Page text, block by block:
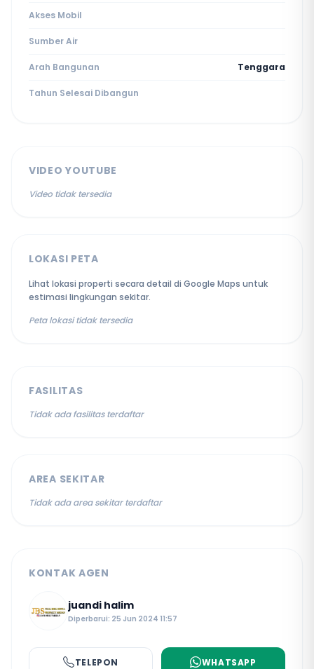
Akses Mobil
Sumber Air
Arah Bangunan Tenggara
Tahun Selesai Dibangun
VIDEO YOUTUBE
Video tidak tersedia
LOKASI PETA
Lihat lokasi properti secara detail di Google Maps untuk
estimasi lingkungan sekitar.
Peta lokasi tidak tersedia
FASILITAS
Tidak ada fasilitas terdaftar
AREA SEKITAR
Tidak ada area sekitar terdaftar
KONTAK AGEN
juandi halim
Diperbarui: 25 Jun 2024 11:57
TELEPON WHATSAPP